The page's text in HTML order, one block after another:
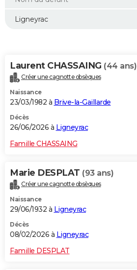
WEEK-END
Alimentation
Guide de la santé
Maladies
Médicaments
Sommeil
VOYAGE
Destinations
City break
Voyage nature
Voyage de noces
Forum
Climat
+PHOTO
GUIDES D'ACHAT
Carte de Noël
Carte Bonne année
Carte Saint-Valentin
Carte Pâques
Carte d'anniversaire
DICTIONNAIRE
Dictionnaire
Biographies
Citations
Expressions
Proverbes
PROGRAMME TV
S'inscrire
Se connecter
Lycées
Collèges
Primaires
Universités
Entreprises
Service militaire
Avis de recherche
AVIS DE DÉCÈS
FORUM
Laurent CHASSAING (44 ans)
Créer une cagnotte obsèques
Naissance
23/03/1982 à Brive-la-Gaillarde
Décès
26/06/2026 à Ligneyrac
Famille CHASSAING
Marie DESPLAT (93 ans)
Créer une cagnotte obsèques
Naissance
29/06/1932 à Ligneyrac
Décès
08/02/2026 à Ligneyrac
Famille DESPLAT